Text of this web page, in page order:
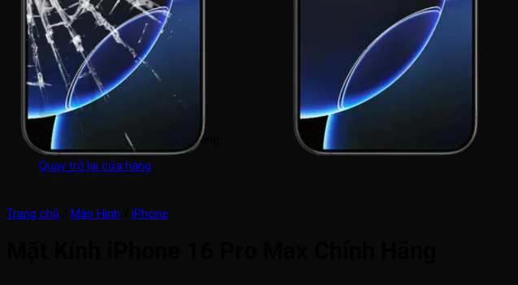
0964 308 308
0
Giỏ hàng
Chưa có sản phẩm trong giỏ hàng.
Quay trở lại cửa hàng
Trang chủ Màn Hình iPhone